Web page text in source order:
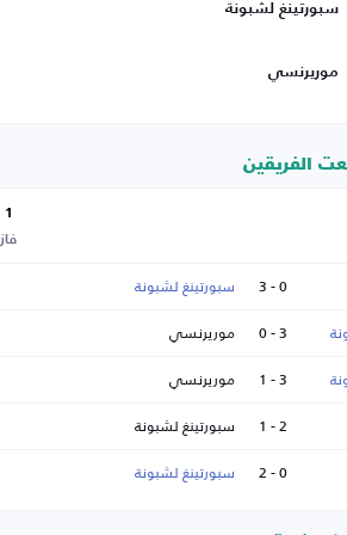
سبورتينغ لشبونة
موريرنسي
الفريقين
1
فاز
0 - 3 سبورتينغ لشبونة
3 - 0 موريرنسي
3 - 1 موريرنسي
2 - 1 سبورتينغ لشبونة
0 - 2 سبورتينغ لشبونة